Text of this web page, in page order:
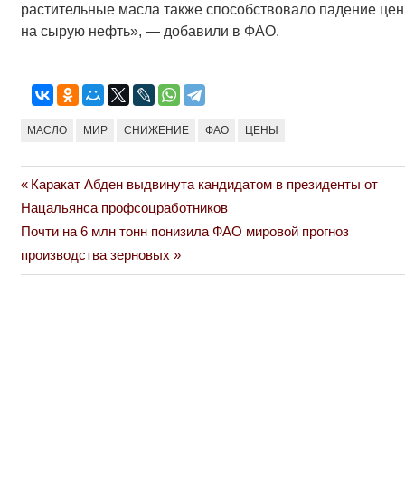
растительные масла также способствовало падение цен
на сырую нефть», — добавили в ФАО.
МАСЛО МИР СНИЖЕНИЕ ФАО ЦЕНЫ
Навигация
по
записям
Previous
Post:
Каракат Абден выдвинута кандидатом в президенты от
Нацальянса профсоцработников
Next
Post:
Почти на 6 млн тонн понизила ФАО мировой прогноз
производства зерновых